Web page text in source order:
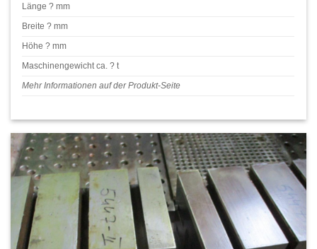
Länge ? mm
Breite ? mm
Höhe ? mm
Maschinengewicht ca. ? t
Mehr Informationen auf der Produkt-Seite